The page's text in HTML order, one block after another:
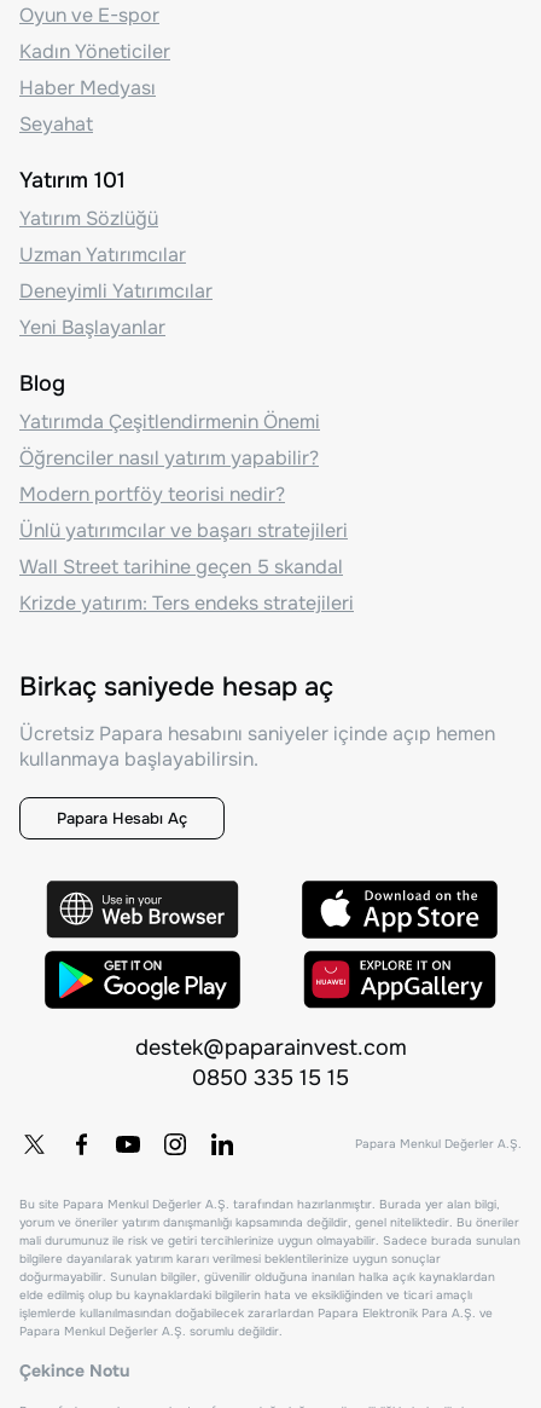
Oyun ve E-spor
Kadın Yöneticiler
Haber Medyası
Seyahat
Yatırım 101
Yatırım Sözlüğü
Uzman Yatırımcılar
Deneyimli Yatırımcılar
Yeni Başlayanlar
Blog
Yatırımda Çeşitlendirmenin Önemi
Öğrenciler nasıl yatırım yapabilir?
Modern portföy teorisi nedir?
Ünlü yatırımcılar ve başarı stratejileri
Wall Street tarihine geçen 5 skandal
Krizde yatırım: Ters endeks stratejileri
Birkaç saniyede hesap aç
Ücretsiz Papara hesabını saniyeler içinde açıp hemen
kullanmaya başlayabilirsin.
Papara Hesabı Aç
destek@paparainvest.com
0850 335 15 15
Papara Menkul Değerler A.Ş.
Bu site Papara Menkul Değerler A.Ş. tarafından hazırlanmıştır. Burada yer alan bilgi,
yorum ve öneriler yatırım danışmanlığı kapsamında değildir, genel niteliktedir. Bu öneriler
mali durumunuz ile risk ve getiri tercihlerinize uygun olmayabilir. Sadece burada sunulan
bilgilere dayanılarak yatırım kararı verilmesi beklentilerinize uygun sonuçlar
doğurmayabilir. Sunulan bilgiler, güvenilir olduğuna inanılan halka açık kaynaklardan
elde edilmiş olup bu kaynaklardaki bilgilerin hata ve eksikliğinden ve ticari amaçlı
işlemlerde kullanılmasından doğabilecek zararlardan Papara Elektronik Para A.Ş. ve
Papara Menkul Değerler A.Ş. sorumlu değildir.
Çekince Notu